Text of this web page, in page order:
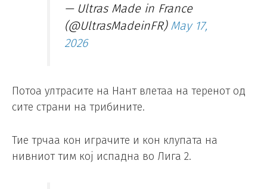
— Ultras Made in France
(@UltrasMadeinFR) May 17,
2026
Потоа ултрасите на Нант влетаа на теренот од
сите страни на трибините.
Тие трчаа кон играчите и кон клупата на
нивниот тим кој испадна во Лига 2.